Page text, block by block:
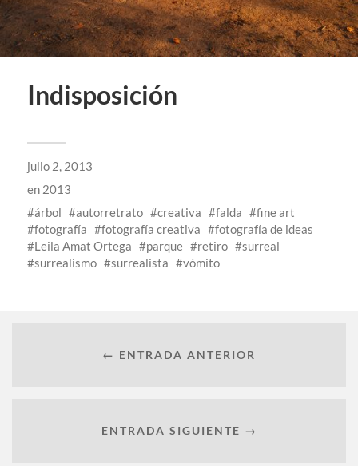
Indisposición
julio 2, 2013
en 2013
árbol
autorretrato creativa falda
fine art
fotografía
fotografía creativa
fotografía de ideas
Leila Amat Ortega
parque retiro
surreal
surrealismo
surrealista vómito
← ENTRADA ANTERIOR
ENTRADA SIGUIENTE →